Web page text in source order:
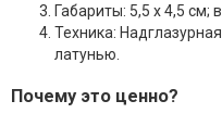
Габариты: 5,5 х 4,5 см;
Техника:
латунью.
Почему это ценно?